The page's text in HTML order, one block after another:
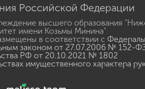
Российской Федерации
высшего образования
имени Козьмы Минина"
в соответствии с
законом от 27.07.2006 № 152-
РФ от 20.10.2021 № 1802
имущественного характера